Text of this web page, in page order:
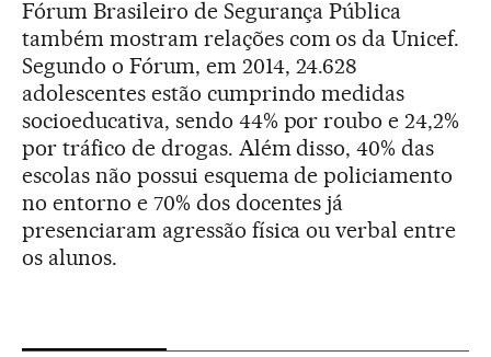
Fórum Brasileiro de Segurança Pública
também mostram relações com os da Unicef.
Segundo o Fórum, em 2014, 24.628
adolescentes estão cumprindo medidas
socioeducativa, sendo 44% por roubo e 24,2%
por tráfico de drogas. Além disso, 40% das
escolas não possui esquema de policiamento
no entorno e 70% dos docentes já
presenciaram agressão física ou verbal entre
os alunos.